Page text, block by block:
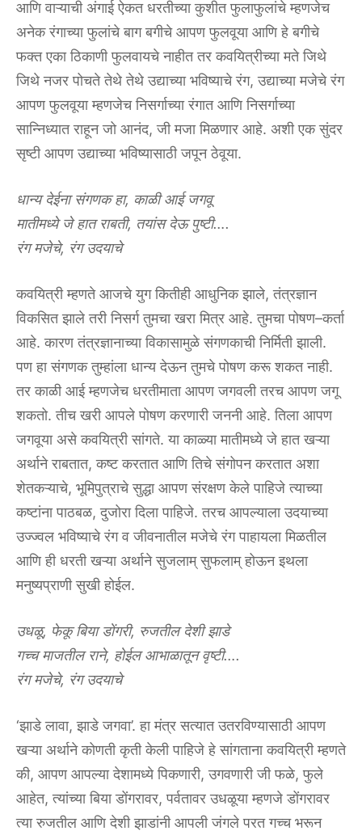
‌आणि‌ ‌वाऱ्याची‌ ‌अंगाई‌ ‌ऐकत‌ ‌धरतीच्या‌ ‌कुशीत‌ ‌फुलाफुलांचे‌ ‌म्हणजेच‌
‌अनेक‌ ‌रंगाच्या‌ ‌फुलांचे‌ ‌बाग‌ ‌बगीचे‌ ‌आपण‌ ‌फुलवूया‌ ‌आणि‌ ‌हे‌ ‌बगीचे‌
‌फक्त‌ ‌एका‌ ‌ठिकाणी‌ ‌फुलवायचे‌ ‌नाहीत‌ ‌तर‌ ‌कवयित्रीच्या‌ ‌मते‌ ‌जिथे‌
‌जिथे‌ ‌नजर‌ ‌पोचते‌ ‌तेथे‌ ‌तेथे‌ ‌उद्याच्या‌ ‌भविष्याचे‌ ‌रंग,‌ ‌उद्याच्या‌ ‌मजेचे‌ ‌रंग‌
‌आपण‌ ‌फुलवूया‌ ‌म्हणजेच‌ ‌निसर्गाच्या‌ ‌रंगात‌ ‌आणि‌ ‌निसर्गाच्या‌
‌सान्निध्यात‌ ‌राहून‌ ‌जो‌ ‌आनंद,‌ ‌जी‌ ‌मजा‌ ‌मिळणार‌ ‌आहे.‌ ‌अशी‌ ‌एक‌ ‌सुंदर‌
‌सृष्टी‌ ‌आपण‌ ‌उद्याच्या‌ ‌भविष्यासाठी‌ ‌जपून‌ ‌ठेवूया.‌
धान्य‌ ‌देईना‌ ‌संगणक‌ ‌हा,‌ ‌काळी‌ ‌आई‌ ‌जगवू‌
‌मातीमध्ये‌ ‌जे‌ ‌हात‌ ‌राबती,‌ ‌तयांस‌ ‌देऊ‌ ‌पुष्टी….‌
‌रंग‌ ‌मजेचे,‌ ‌रंग‌ ‌उदयाचे‌
कवयित्री‌ ‌म्हणते‌ ‌आजचे‌ ‌युग‌ ‌कितीही‌ ‌आधुनिक‌ ‌झाले,‌ ‌तंत्रज्ञान‌
‌विकसित‌ ‌झाले‌ ‌तरी‌ ‌निसर्ग‌ ‌तुमचा‌ ‌खरा‌ ‌मित्र‌ ‌आहे.‌ ‌तुमचा‌ ‌पोषण–कर्ता‌
‌आहे.‌ ‌कारण‌ ‌तंत्रज्ञानाच्या‌ ‌विकासामुळे‌ ‌संगणकाची‌ ‌निर्मिती‌ ‌झाली.‌
‌पण‌ ‌हा‌ ‌संगणक‌ ‌तुम्हांला‌ ‌धान्य‌ ‌देऊन‌ ‌तुमचे‌ ‌पोषण‌ ‌करू‌ ‌शकत‌ ‌नाही.‌
‌तर‌ ‌काळी‌ ‌आई‌ ‌म्हणजेच‌ ‌धरतीमाता‌ ‌आपण‌ ‌जगवली‌ ‌तरच‌ ‌आपण‌ ‌जगू‌
‌शकतो.‌ ‌तीच‌ ‌खरी‌ ‌आपले‌ ‌पोषण‌ ‌करणारी‌ ‌जननी‌ ‌आहे.‌ ‌तिला‌ ‌आपण‌
‌जगवूया‌ ‌असे‌ ‌कवयित्री‌ ‌सांगते.‌ ‌या‌ ‌काळ्या‌ ‌मातीमध्ये‌ ‌जे‌ ‌हात‌ ‌खऱ्या‌
‌अर्थाने‌ ‌राबतात,‌ ‌कष्ट‌ ‌करतात‌ ‌आणि‌ ‌तिचे‌ ‌संगोपन‌ ‌करतात‌ ‌अशा‌
‌शेतकऱ्याचे,‌ ‌भूमिपुत्राचे‌ ‌सुद्धा‌ ‌आपण‌ ‌संरक्षण‌ ‌केले‌ ‌पाहिजे‌ ‌त्याच्या‌
‌कष्टांना‌ ‌पाठबळ,‌ ‌दुजोरा‌ ‌दिला‌ ‌पाहिजे.‌ ‌तरच‌ ‌आपल्याला उदयाच्या‌
‌उज्ज्वल‌ ‌भविष्याचे‌ ‌रंग‌ ‌व‌ ‌जीवनातील‌ ‌मजेचे‌ ‌रंग‌ ‌पाहायला‌ ‌मिळतील‌
‌आणि‌ ‌ही‌ ‌धरती‌ ‌खऱ्या‌ ‌अर्थाने‌ ‌सुजलाम्‌ ‌सुफलाम्‌ ‌होऊन‌ ‌इथला‌
‌मनुष्यप्राणी‌ ‌सुखी‌ ‌होईल.‌
उधळू,‌ ‌फेकू‌ ‌बिया‌ ‌डोंगरी,‌ ‌रुजतील‌ ‌देशी‌ ‌झाडे‌
‌गच्च‌ ‌माजतील‌ ‌राने,‌ ‌होईल‌ ‌आभाळातून‌ ‌वृष्टी….‌
‌रंग‌ ‌मजेचे,‌ ‌रंग‌ ‌उदयाचे‌ ‌
‘झाडे‌ ‌लावा,‌ ‌झाडे‌ ‌जगवा’.‌ ‌हा‌ ‌मंत्र‌ ‌सत्यात‌ ‌उतरविण्यासाठी‌ ‌आपण‌
‌खऱ्या‌ ‌अर्थाने‌ ‌कोणती‌ ‌कृती‌ ‌केली‌ ‌पाहिजे‌ ‌हे‌ ‌सांगताना‌ ‌कवयित्री‌ ‌म्हणते‌
‌की,‌ ‌आपण‌ ‌आपल्या‌ ‌देशामध्ये‌ ‌पिकणारी,‌ ‌उगवणारी‌ ‌जी‌ ‌फळे,‌ ‌फुले‌
‌आहेत,‌ ‌त्यांच्या‌ ‌बिया‌ ‌डोंगरावर,‌ ‌पर्वतावर‌ ‌उधळूया‌ ‌म्हणजे‌ ‌डोंगरावर‌
‌त्या‌ ‌रुजतील‌ ‌आणि‌ ‌देशी‌ ‌झाडांनी‌ ‌आपली‌ ‌जंगले‌ ‌परत‌ ‌गच्च‌ ‌भरून‌